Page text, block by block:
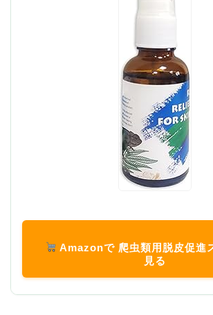
Amazonで 爬虫類用脱皮促進
見る